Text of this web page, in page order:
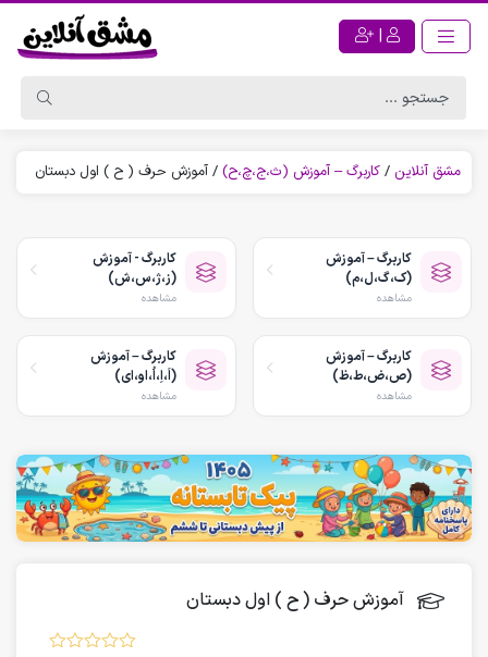
|
مشق آنلاین / کاربرگ – آموزش (ث،ج،چ،ح) / آموزش حرف ( ح ) اول دبستان
کاربرگ – آموزش
(ک،گ،ل،م)
مشاهده
کاربرگ - آموزش
(ز،ژ،س،ش)
مشاهده
کاربرگ – آموزش
(ص،ض،ط،ظ)
مشاهده
کاربرگ – آموزش
(اَ،اِ،اُ،او،ای)
مشاهده
آموزش حرف ( ح ) اول دبستان